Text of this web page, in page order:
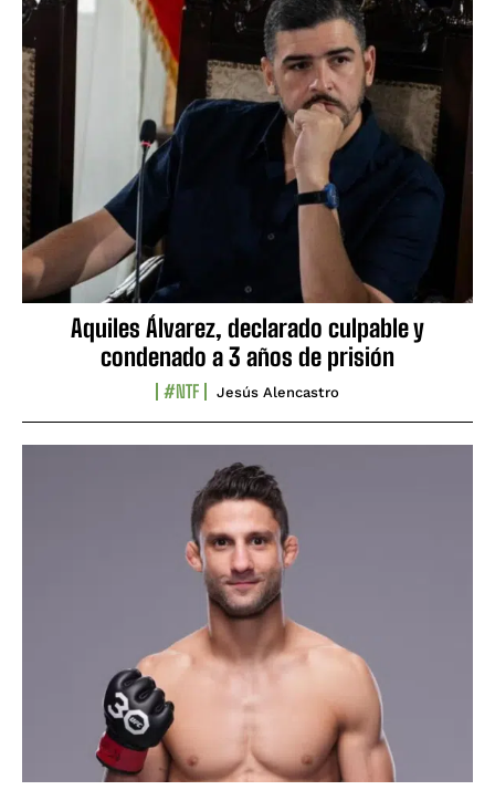
Aquiles Álvarez, declarado culpable y
condenado a 3 años de prisión
#NTF Jesús Alencastro